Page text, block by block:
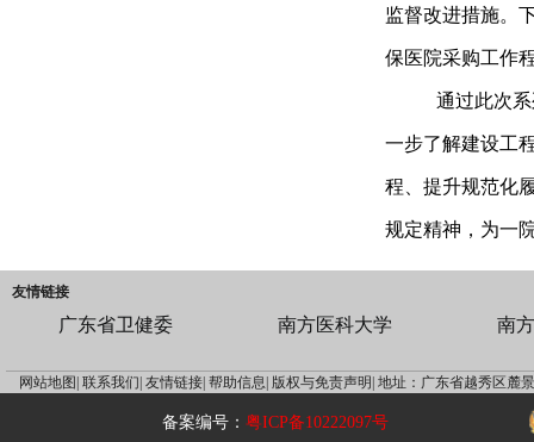
监督改进措施。
保医院采购工作
通过此次
一步了解建设工
程、提升规范化
规定精神，为一
友情链接
广东省卫健委 南方医科大学 南
网站地图| 联系我们| 友情链接| 帮助信息| 版权与免责声明| 地址：广东省越秀区麓
备案编号：粤ICP备10222097号